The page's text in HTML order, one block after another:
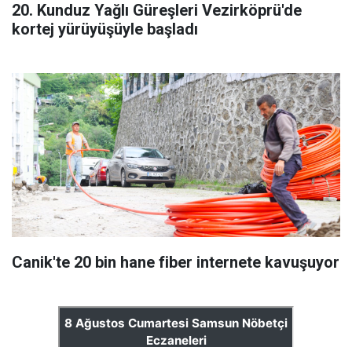
20. Kunduz Yağlı Güreşleri Vezirköprü'de
kortej yürüyüşüyle başladı
Canik'te 20 bin hane fiber internete kavuşuyor